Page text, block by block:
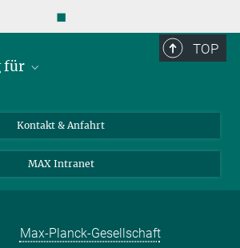
◼
TOP
für
Lehrkräfte
Kontakt & Anfahrt
MAX Intranet
Max-Planck-Gesellschaft